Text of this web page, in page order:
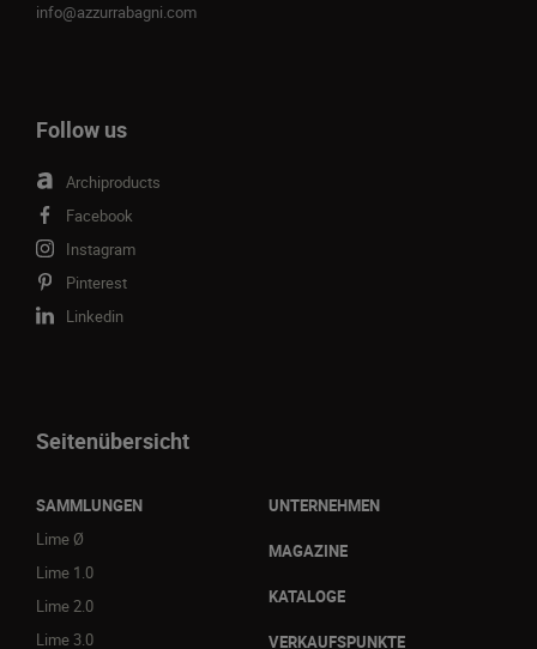
info@azzurrabagni.com
Follow us
Archiproducts
Facebook
Instagram
Pinterest
Linkedin
Seitenübersicht
SAMMLUNGEN
Lime Ø
Lime 1.0
Lime 2.0
Lime 3.0
UNTERNEHMEN
MAGAZINE
KATALOGE
VERKAUFSPUNKTE